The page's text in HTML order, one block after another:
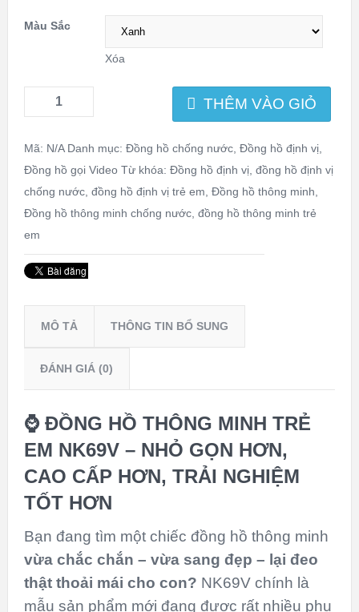
Màu Sắc
Xóa
THÊM VÀO GIỎ
Mã: N/A Danh mục: Đồng hồ chống nước, Đồng hồ định vị,
Đồng hồ gọi Video Từ khóa: Đồng hồ định vị, đồng hồ định vị
chống nước, đồng hồ định vị trẻ em Đồng hồ thông minh
Đồng hồ thông minh chống nước, đồng hồ thông minh trẻ
em
MÔ TẢ THÔNG TIN BỔ SUNG
ĐÁNH GIÁ (0)
⌚ ĐỒNG HỒ THÔNG MINH TRẺ
EM NK69V – NHỎ GỌN HƠN,
CAO CẤP HƠN, TRẢI NGHIỆM
TỐT HƠN
Bạn đang tìm một chiếc đồng hồ thông minh
vừa chắc chắn – vừa sang đẹp – lại đeo
thật thoải mái cho con? NK69V chính là
mẫu sản phẩm mới đang được rất nhiều phụ